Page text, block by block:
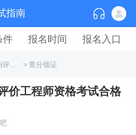
指南
件 报名时间 报名入口
> 查分领证
价工程师资格考试合格